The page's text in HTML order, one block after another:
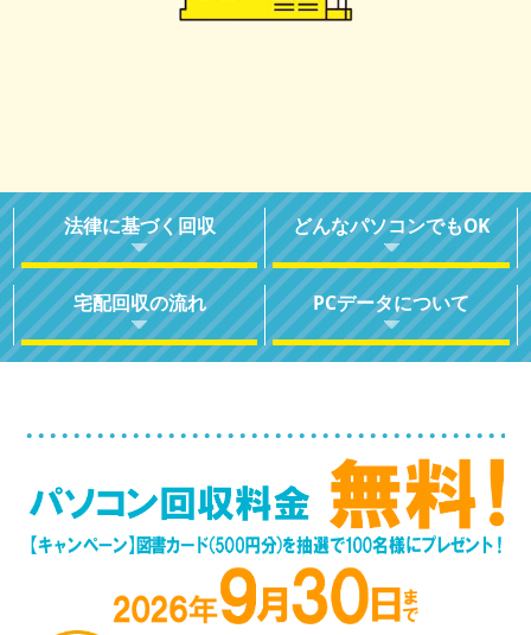
法律に基づく回収 どんなパソコンでもOK
宅配回収の流れ PCデータについて